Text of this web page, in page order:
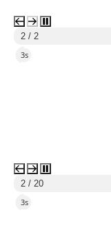
2 / 2
2s
2 / 20
2s